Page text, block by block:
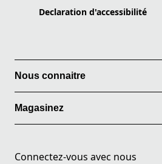
Declaration d'accessibilité
Nous connaitre
Magasinez
Connectez-vous avec nous